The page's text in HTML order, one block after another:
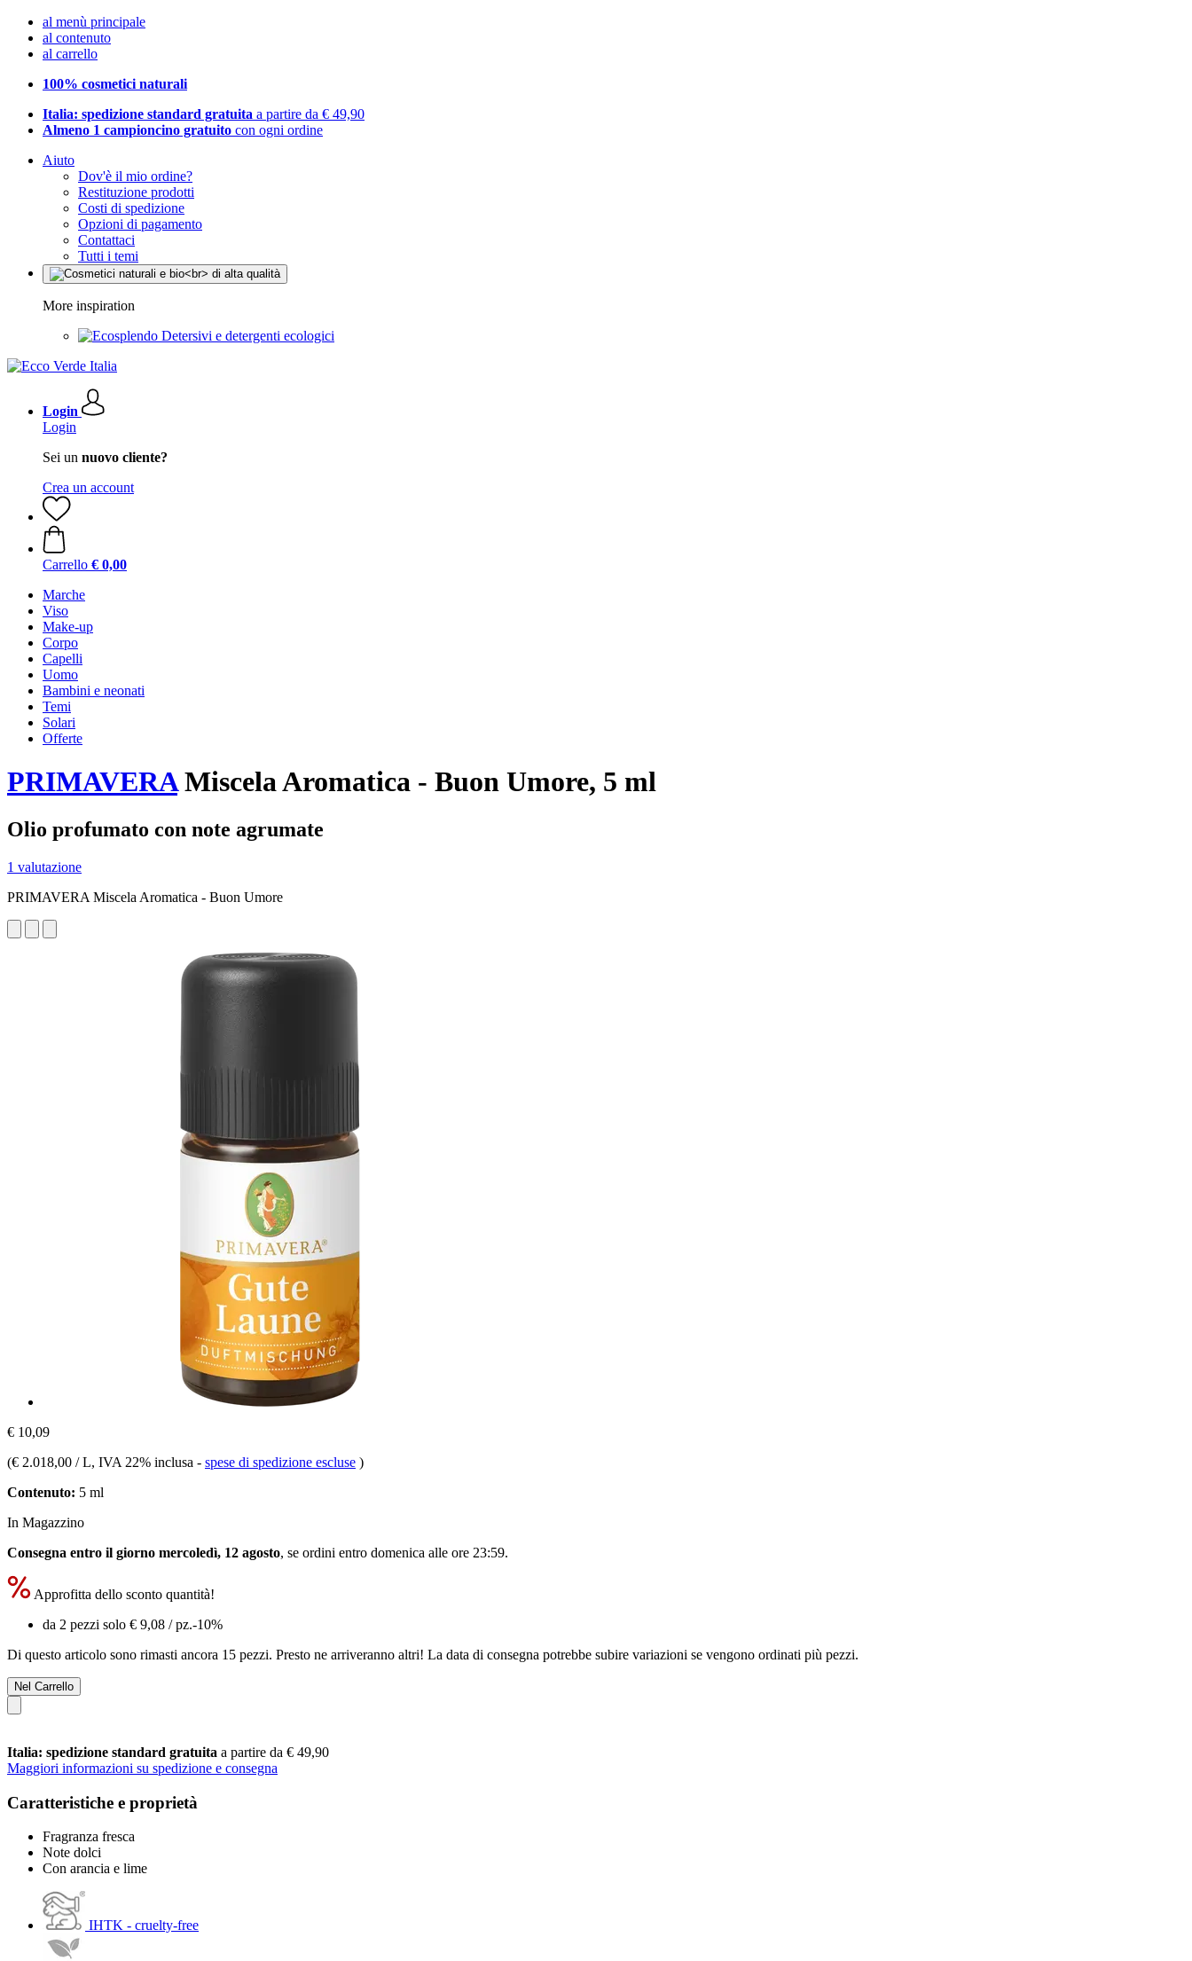
al menù principale
al contenuto
al carrello
100% cosmetici naturali
Italia: spedizione standard gratuita a partire da € 49,90
Almeno 1 campioncino gratuito con ogni ordine
Aiuto
Dov'è il mio ordine?
Restituzione prodotti
Costi di spedizione
Opzioni di pagamento
Contattaci
Tutti i temi
More inspiration
Detersivi e detergenti ecologici
Login
Login
Sei un nuovo cliente?
Crea un account
Carrello € 0,00
Marche
Viso
Make-up
Corpo
Capelli
Uomo
Bambini e neonati
Temi
Solari
Offerte
PRIMAVERAMiscela Aromatica - Buon Umore, 5 ml
Olio profumato con note agrumate
1 valutazione
PRIMAVERA Miscela Aromatica - Buon Umore
€ 10,09
(€ 2.018,00 / L, IVA 22% inclusa - spese di spedizione escluse )
Contenuto: 5 ml
In Magazzino
Consegna entro il giorno mercoledì, 12 agosto, se ordini entro domenica alle ore 23:59.
Approfitta dello sconto quantità!
da 2 pezzi solo € 9,08 / pz.-10%
Di questo articolo sono rimasti ancora 15 pezzi. Presto ne arriveranno altri! La data di consegna potrebbe subire variazioni se vengono ordinati più pezzi.
Nel Carrello
Italia: spedizione standard gratuita a partire da € 49,90
Maggiori informazioni su spedizione e consegna
Caratteristiche e proprietà
Fragranza fresca
Note dolci
Con arancia e lime
IHTK - cruelty-free